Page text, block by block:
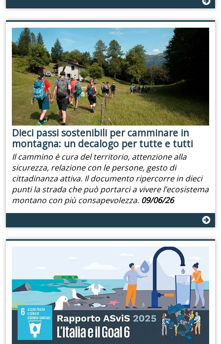
Dieci passi sostenibili per camminare in
montagna: un decalogo per tutte e tutti
Il cammino è cura del territorio, attenzione alla
sicurezza, relazione con le persone, gesto di
cittadinanza attiva. Il documento ripercorre in dieci
punti la strada che può portarci a vivere l’ecosistema
montano con più consapevolezza. 09/06/26